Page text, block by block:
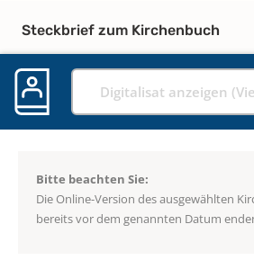
Steckbrief zum Kirchenbuch
Digitalisat anzeigen
Bitte beachten Sie:
Die Online-Version des ausgewählten
bereits vor dem genannten Datum